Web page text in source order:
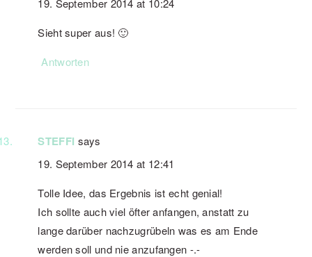
19. September 2014 at 10:24
Sieht super aus! 🙂
Antworten
STEFFI says
19. September 2014 at 12:41
Tolle Idee, das Ergebnis ist echt genial!
Ich sollte auch viel öfter anfangen, anstatt zu
lange darüber nachzugrübeln was es am Ende
werden soll und nie anzufangen -.-